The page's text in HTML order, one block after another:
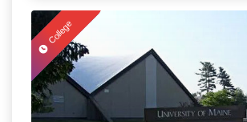
College